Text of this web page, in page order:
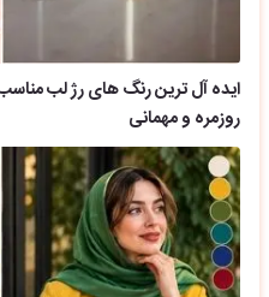
روزمره و مهمانی